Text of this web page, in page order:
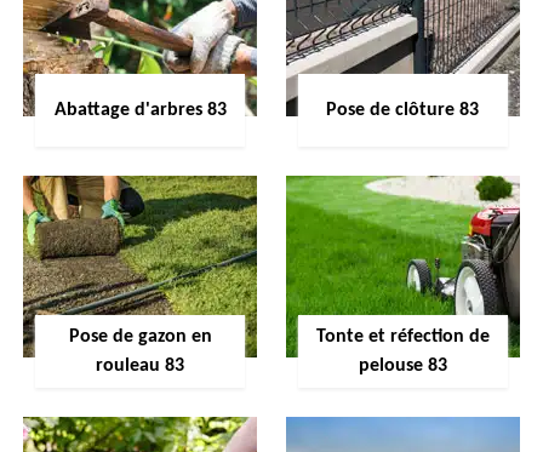
Abattage d'arbres 83 Pose de clôture 83
Pose de gazon en
rouleau 83
Tonte et réfection de
pelouse 83